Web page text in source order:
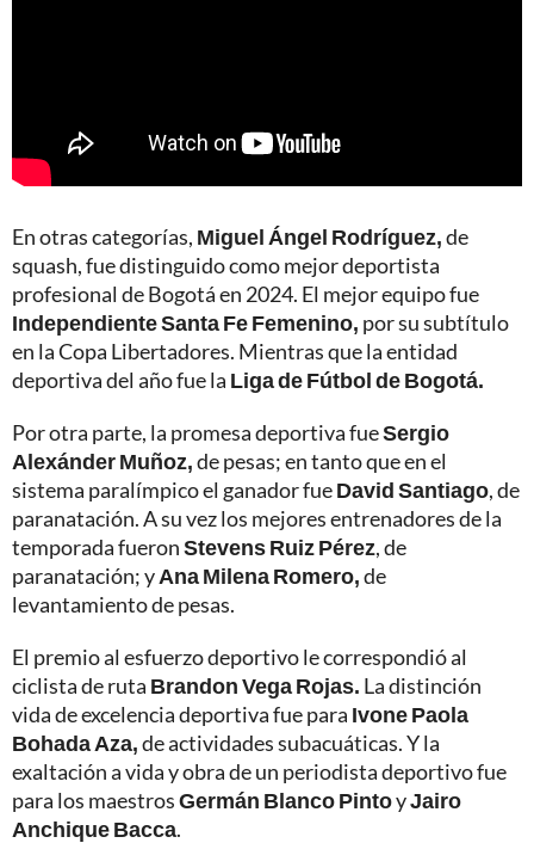
En otras categorías, Miguel Ángel Rodríguez,de
squash, fue distinguido como mejor deportista
profesional de Bogotá en 2024. El mejor equipo fue
Independiente Santa Fe Femenino, por su subtítulo
en la Copa Libertadores. Mientras que la entidad
deportiva del año fue la Liga de Fútbol de Bogotá.
Por otra parte, la promesa deportiva fueSergio
Alexánder Muñoz,de pesas; en tanto que en el
sistema paralímpico el ganador fueDavid Santiago, de
paranatación. A su vez los mejores entrenadores de la
temporada fueronStevens Ruiz Pérez, de
paranatación; yAna Milena Romero,de
levantamiento de pesas.
El premio al esfuerzo deportivo le correspondió al
ciclista de ruta Brandon Vega Rojas. La distinción
vida de excelencia deportiva fue para Ivone Paola
Bohada Aza,de actividades subacuáticas. Y la
exaltación a vida y obra de un periodista deportivo fue
para los maestrosGermán Blanco PintoyJairo
AnchiqueBacca.